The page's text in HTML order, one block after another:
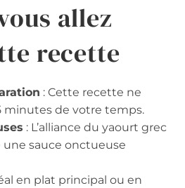
allez
recette
: Cette recette ne
minutes de votre temps.
: L’alliance du yaourt grec
sauce onctueuse
en plat principal ou en